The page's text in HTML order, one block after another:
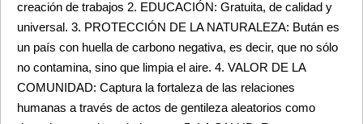
creación de trabajos 2. EDUCACIÓN: Gratuita, de calidad y
universal. 3. PROTECCIÓN DE LA NATURALEZA: Bután es
un país con huella de carbono negativa, es decir, que no sólo
no contamina, sino que limpia el aire. 4. VALOR DE LA
COMUNIDAD: Captura la fortaleza de las relaciones
humanas a través de actos de gentileza aleatorios como